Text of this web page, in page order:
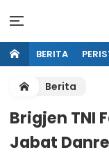
BERITA
Berita
Brigjen TNI
Jabat